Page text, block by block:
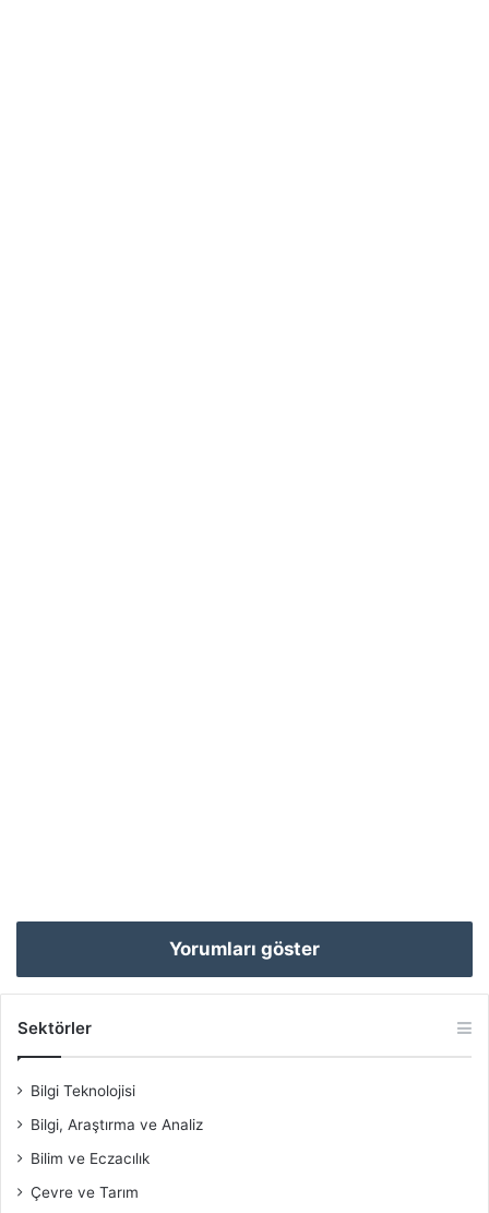
Yorumları göster
Sektörler
Bilgi Teknolojisi
Bilgi, Araştırma ve Analiz
Bilim ve Eczacılık
Çevre ve Tarım